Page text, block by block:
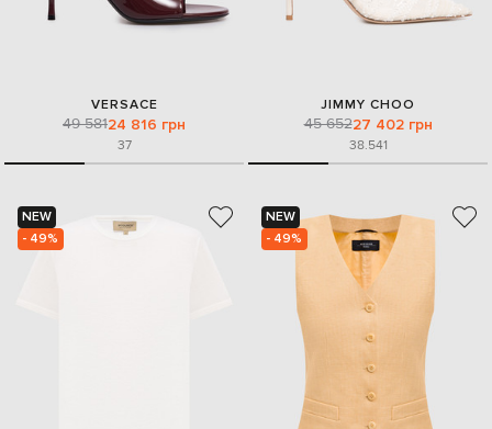
VERSACE
49 58124 816 грн
37
JIMMY CHOO
45 65227 402 грн
38.541
NEW
- 49%
NEW
- 49%